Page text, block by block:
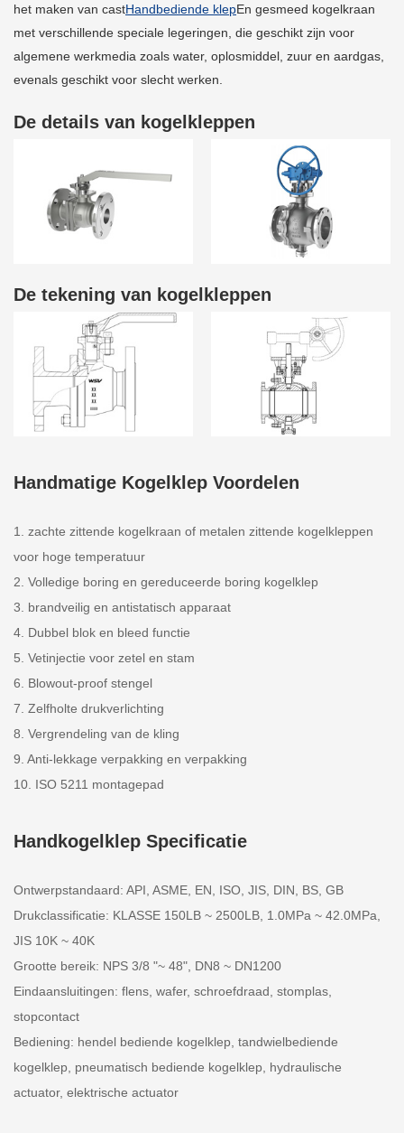
het maken van castHandbediende klepEn gesmeed kogelkraan
met verschillende speciale legeringen, die geschikt zijn voor
algemene werkmedia zoals water, oplosmiddel, zuur en aardgas,
evenals geschikt voor slecht werken.
De details van kogelkleppen
De tekening van kogelkleppen
Handmatige Kogelklep Voordelen
1. zachte zittende kogelkraan of metalen zittende kogelkleppen
voor hoge temperatuur
2. Volledige boring en gereduceerde boring kogelklep
3. brandveilig en antistatisch apparaat
4. Dubbel blok en bleed functie
5. Vetinjectie voor zetel en stam
6. Blowout-proof stengel
7. Zelfholte drukverlichting
8. Vergrendeling van de kling
9. Anti-lekkage verpakking en verpakking
10. ISO 5211 montagepad
Handkogelklep Specificatie
Ontwerpstandaard: API, ASME, EN, ISO, JIS, DIN, BS, GB
Drukclassificatie: KLASSE 150LB ~ 2500LB, 1.0MPa ~ 42.0MPa,
JIS 10K ~ 40K
Grootte bereik: NPS 3/8 "~ 48", DN8 ~ DN1200
Eindaansluitingen: flens, wafer, schroefdraad, stomplas,
stopcontact
Bediening: hendel bediende kogelklep, tandwielbediende
kogelklep, pneumatisch bediende kogelklep, hydraulische
actuator, elektrische actuator